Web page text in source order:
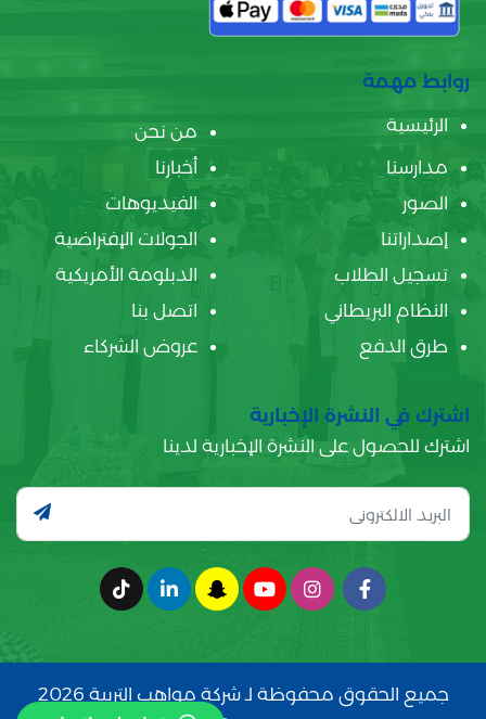
روابط مهمة
الرئيسية
من نحن
مدارسنا
أخبارنا
الصور
الفيديوهات
إصداراتنا
الجولات الإفتراضية
تسجيل الطلاب
الدبلومة الأمريكية
النظام البريطاني
اتصل بنا
طرق الدفع
عروض الشركاء
اشترك في النشرة الإخبارية
اشترك للحصول على النشرة الإخبارية لدينا
جميع الحقوق محفوظة لـ شركة مواهب التربية 2026